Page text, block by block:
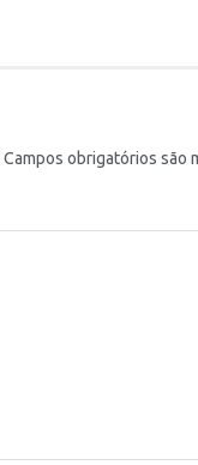
Campos obrigatórios são